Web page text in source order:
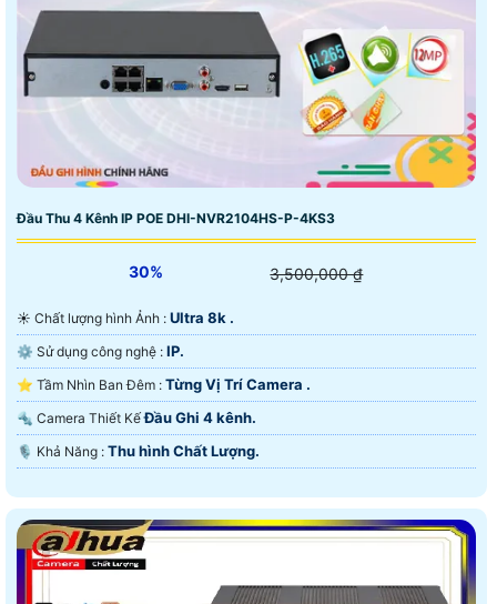
Đầu Thu 4 Kênh IP POE DHI-NVR2104HS-P-4KS3
30% 3,500,000 ₫
☀️ Chất lượng hình Ảnh : Ultra 8k .
⚙ Sử dụng công nghệ : IP.
⭐ Tầm Nhìn Ban Đêm : Từng Vị Trí Camera .
🔩 Camera Thiết KếĐầu Ghi 4 kênh.
️🎙 Khả Năng : Thu hình Chất Lượng.